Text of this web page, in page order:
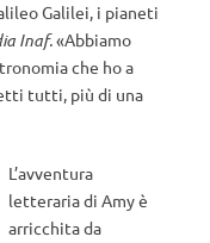
Galilei, i pianeti
Inaf.«Abbiamo
che ho a
tutti, più di una
L’avventura
letteraria di Amy è
arricchita da